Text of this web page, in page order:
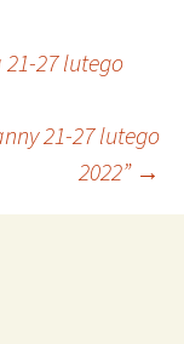
27 lutego
21-27 lutego
2022” →